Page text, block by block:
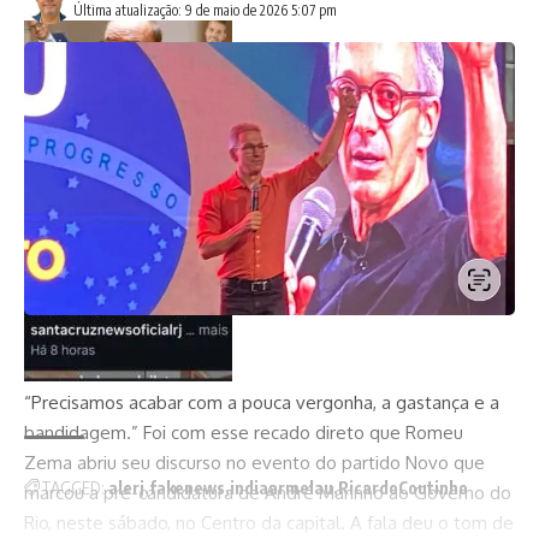
TAGGED: alerj fakenews indiaarmelau RicardoCoutinho
Última atualização: 9 de maio de 2026 5:07 pm
“Precisamos acabar com a pouca vergonha, a gastança e a
bandidagem.” Foi com esse recado direto que Romeu
Zema abriu seu discurso no evento do partido Novo que
marcou a pré-candidatura de André Marinho ao Governo do
Rio, neste sábado, no Centro da capital. A fala deu o tom de